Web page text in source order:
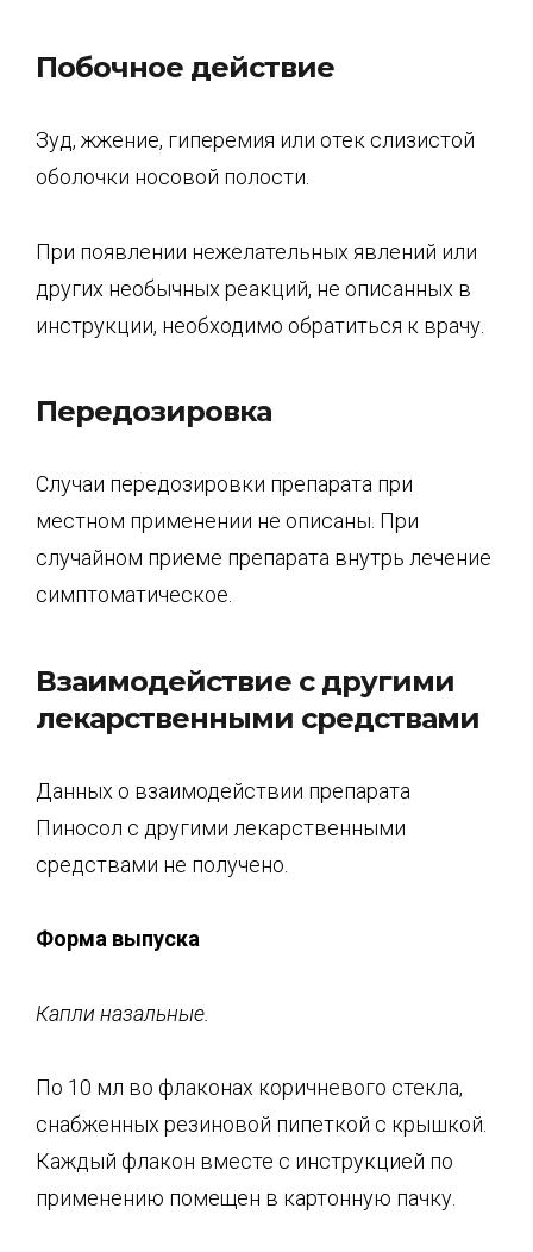
Побочное действие
Зуд, жжение, гиперемия или отек слизистой
оболочки носовой полости.
При появлении нежелательных явлений или
других необычных реакций, не описанных в
инструкции, необходимо обратиться к врачу.
Передозировка
Случаи передозировки препарата при
местном применении не описаны. При
случайном приеме препарата внутрь лечение
симптоматическое.
Взаимодействие с другими
лекарственными средствами
Данных о взаимодействии препарата
Пиносол с другими лекарственными
средствами не получено.
Форма выпуска
Капли назальные.
По 10 мл во флаконах коричневого стекла,
снабженных резиновой пипеткой с крышкой.
Каждый флакон вместе с инструкцией по
применению помещен в картонную пачку.